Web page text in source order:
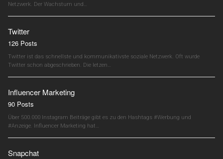
Netzwerk. Der Wachstum und…
Twitter
126 Posts
Twitter ist das schnellste und kommunikativste soziale Netzwerk. Oft wurde
Twitter schon abgeschrieben. Die letzen…
Influencer Marketing
90 Posts
Über 500.000 Instagram Beiträge gibt es zu den Hashtags #Werbung und
#Anzeige. Influencer Marketing hat…
Snapchat